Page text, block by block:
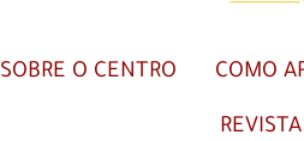
SOBRE O CENTRO COMO